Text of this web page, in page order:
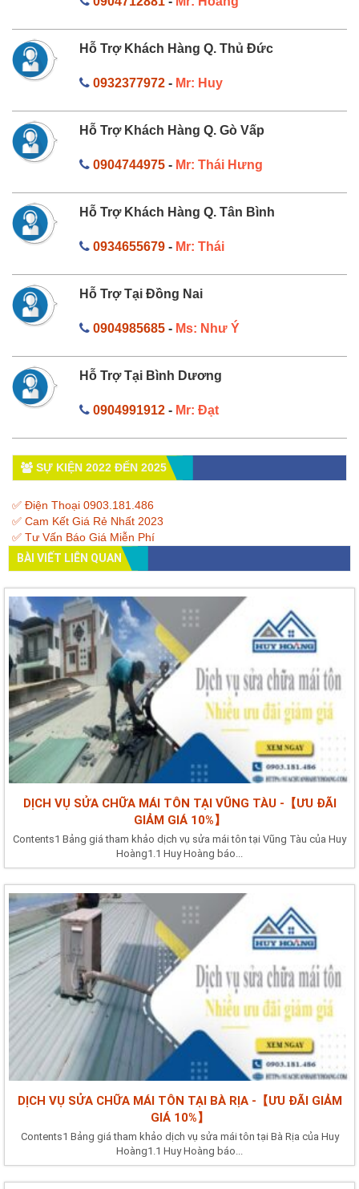
Hỗ Trợ Khách Hàng Q. Thủ Đức
0932377972- Mr: Huy
Hỗ Trợ Khách Hàng Q. Gò Vấp
0904744975- Mr: Thái Hưng
Hỗ Trợ Khách Hàng Q. Tân Bình
0934655679- Mr: Thái
Hỗ Trợ Tại Đồng Nai
0904985685- Ms: Như Ý
Hỗ Trợ Tại Bình Dương
0904991912- Mr: Đạt
SỰ KIỆN 2022 ĐẾN 2025
✅ Điện Thoại 0903.181.486
✅ Cam Kết Giá Rẻ Nhất 2023
✅ Tư Vấn Báo Giá Miễn Phí
BÀI VIẾT LIÊN QUAN
DỊCH VỤ SỬA CHỮA MÁI TÔN TẠI VŨNG TÀU -【ƯU ĐÃI
GIẢM GIÁ 10%】
Contents1 Bảng giá tham khảo dịch vụ sửa mái tôn tại Vũng Tàu của Huy
Hoàng1.1 Huy Hoàng báo...
DỊCH VỤ SỬA CHỮA MÁI TÔN TẠI BÀ RỊA -【ƯU ĐÃI GIẢM
GIÁ 10%】
Contents1 Bảng giá tham khảo dịch vụ sửa mái tôn tại Bà Rịa của Huy
Hoàng1.1 Huy Hoàng báo...